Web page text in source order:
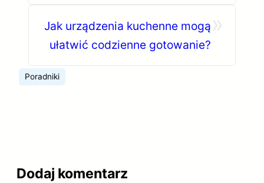
Jak urządzenia kuchenne mogą
ułatwić codzienne gotowanie?
Poradniki
Dodaj komentarz